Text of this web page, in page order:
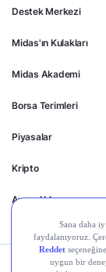
Destek Merkezi
Midas'ın Kulakları
Midas Akademi
Borsa Terimleri
Piyasalar
Kripto
Ayrıcalıklar